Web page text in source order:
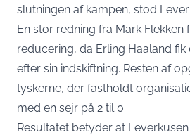
slutningen af kampen, stod
En stor redning fra Mark Flekken
reducering, da Erling Haaland
efter sin indskiftning. Resten af
tyskerne, der fastholdt
med en sejr på 2 til 0.
Resultatet betyder at